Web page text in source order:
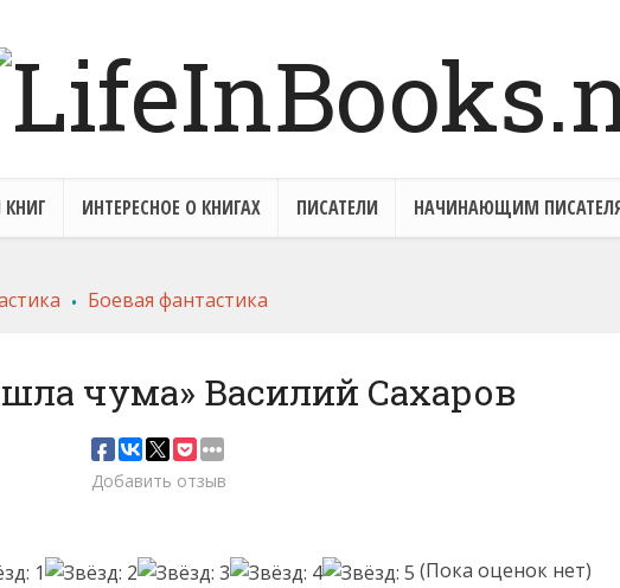
КНИГ ИНТЕРЕСНОЕ О КНИГАХ ПИСАТЕЛИ НАЧИНАЮЩИМ
. Боевая фантастика
чума» Василий Сахаров
Добавить отзыв
(Пока оценок нет)